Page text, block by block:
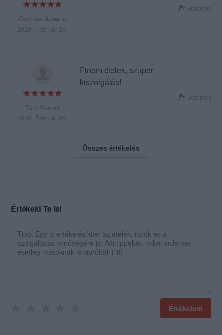
Csordás Adrienn
2020. Február 26.
Jelentés
Tóth Sándor
2020. Február 26.
Finom ételek, szuper
kiszolgálás!
Jelentés
Összes értékelés
Értékeld Te is!
Értékelem